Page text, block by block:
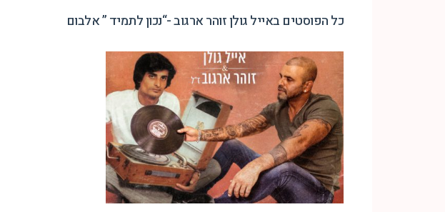
כל הפוסטים באייל גולן זוהר ארגוב -“נכון לתמיד ” אלבום